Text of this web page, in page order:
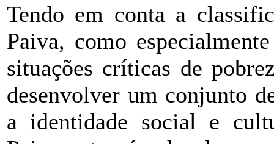
Tendo em conta a
Paiva, como
situações críticas de
desenvolver um conjunto
a identidade social e